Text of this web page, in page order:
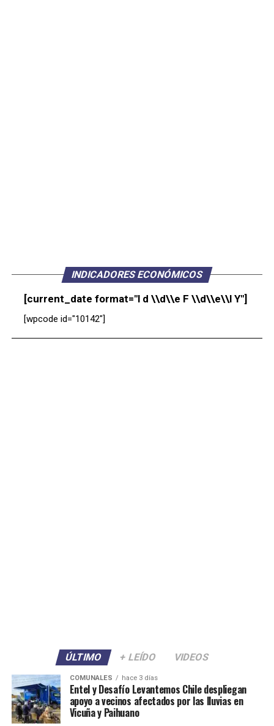
INDICADORES ECONÓMICOS
[current_date format="l d \\d\\e F \\d\\e\\l Y"]
[wpcode id="10142"]
ÚLTIMO + LEÍDO VIDEOS
COMUNALES hace 3 días
Entel y Desafío Levantemos Chile despliegan
apoyo a vecinos afectados por las lluvias en
Vicuña y Paihuano